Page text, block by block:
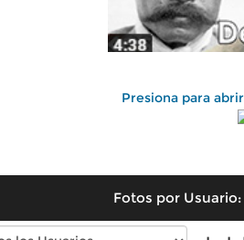
Presiona para
Fotos por Usuario: